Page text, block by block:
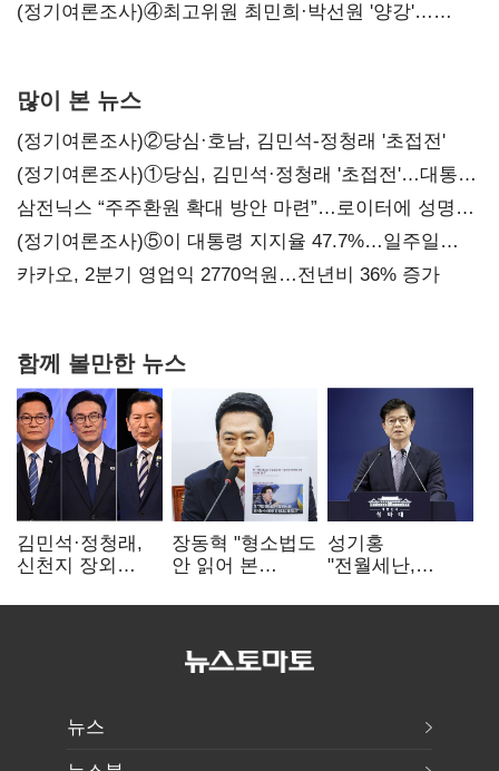
'한 자릿수'
(정기여론조사)④최고위원 최민희·박선원 '양강'…
많이 본 뉴스
(정기여론조사)②당심·호남, 김민석-정청래 '초접전'
(정기여론조사)①당심, 김민석·정청래 '초접전'…대통령
지지도 '50% 아래로'(종합)
삼전닉스 “주주환원 확대 방안 마련”…로이터에 성명
보내
(정기여론조사)⑤이 대통령 지지율 47.7%…일주일
만에 다시 40%대
카카오, 2분기 영업익 2770억원…전년비 36% 증가
함께 볼만한 뉴스
김민석·정청래,
신천지 장외
"호남 계몽 규탄"
장동혁 "형소법도
안 읽어 본
속도로 무너질
성기홍
"전월세난,
공급 문제"…닥공
뉴스